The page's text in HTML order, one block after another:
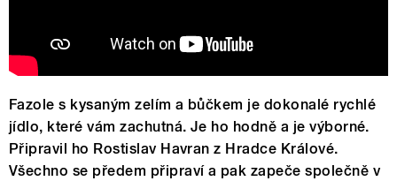
Fazole s kysaným zelím a bůčkem je dokonalé rychlé
jídlo, které vám zachutná. Je ho hodně a je výborné.
Připravil ho Rostislav Havran z Hradce Králové.
Všechno se předem připraví a pak zapeče společně v